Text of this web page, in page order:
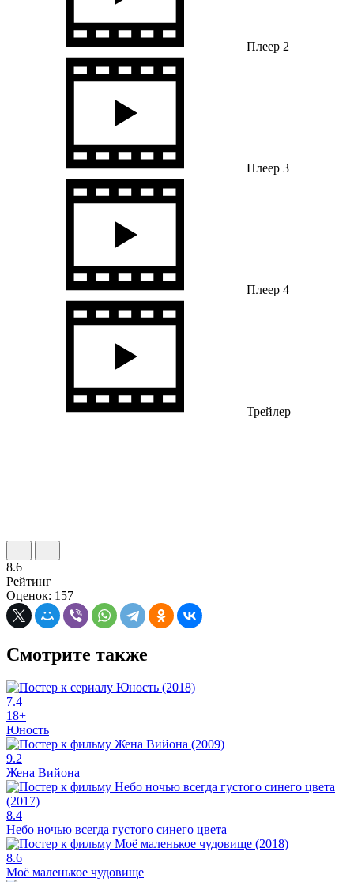
Плеер 2
Плеер 3
Плеер 4
Трейлер
8.6
Рейтинг
Оценок: 157
Смотрите также
7.4
18+
Юность
9.2
Жена Вийона
8.4
Небо ночью всегда густого синего цвета
8.6
Моё маленькое чудовище